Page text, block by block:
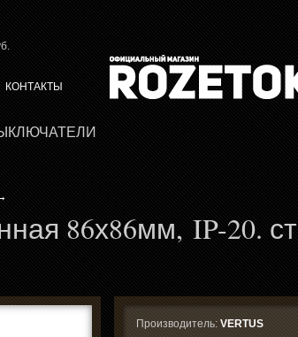
КОНТАКТЫ
86х86мм, IP-20.
Производитель: VERTUS